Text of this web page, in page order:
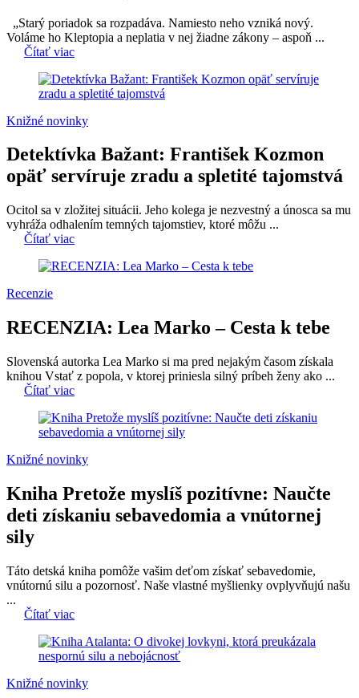
„Starý poriadok sa rozpadáva. Namiesto neho vzniká nový.
Voláme ho Kleptopia a neplatia v nej žiadne zákony – aspoň ...
Čítať viac
Knižné novinky
Detektívka Bažant: František Kozmon
opäť servíruje zradu a spletité tajomstvá
Ocitol sa v zložitej situácii. Jeho kolega je nezvestný a únosca sa mu
vyhráža odhalením temných tajomstiev, ktoré môžu ...
Čítať viac
Recenzie
RECENZIA: Lea Marko – Cesta k tebe
Slovenská autorka Lea Marko si ma pred nejakým časom získala
knihou Vstať z popola, v ktorej priniesla silný príbeh ženy ako ...
Čítať viac
Knižné novinky
Kniha Pretože myslíš pozitívne: Naučte
deti získaniu sebavedomia a vnútornej
sily
Táto detská kniha pomôže vašim deťom získať sebavedomie,
vnútornú silu a pozornosť. Naše vlastné myšlienky ovplyvňujú našu
...
Čítať viac
Knižné novinky